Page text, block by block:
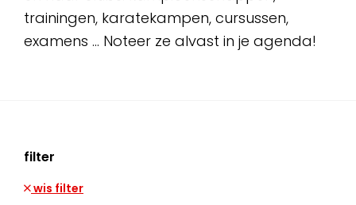
trainingen, karatekampen, cursussen,
examens … Noteer ze alvast in je agenda!
filter
wis filter